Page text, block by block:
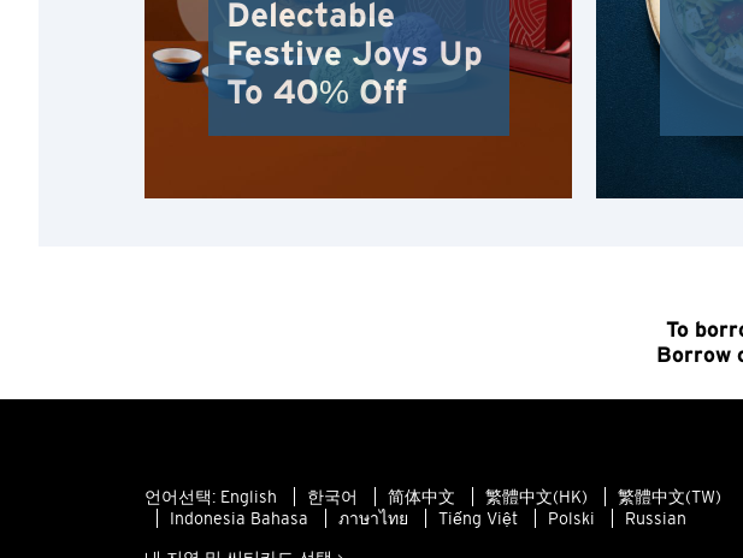
Delectable
Festive Joys Up
To 40% Off
To
Borrow
언어선택: English 한국어 简体中文 繁體中文(HK)
繁體中文(TW)
Indonesia Bahasa
ภาษาไทย Tiếng Việt Polski Russian
H
홍콩
홍콩
K
신제